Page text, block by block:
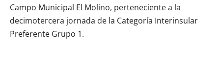
Campo Municipal El Molino, perteneciente a la
decimotercera jornada de la Categoría Interinsular
Preferente Grupo 1.